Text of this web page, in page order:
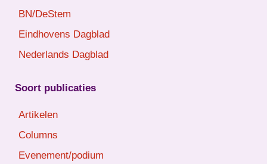
BN/DeStem
Eindhovens Dagblad
Nederlands Dagblad
Soort publicaties
Artikelen
Columns
Evenement/podium